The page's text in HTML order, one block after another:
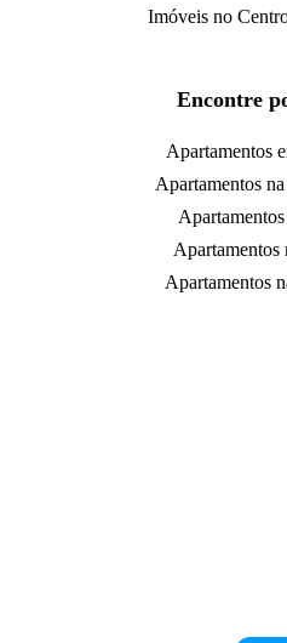
Imóveis no
Encontre
Apartamentos
Apartamentos
Apartamentos
Apartamentos